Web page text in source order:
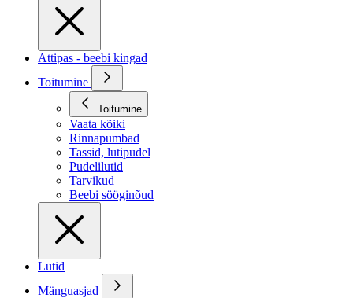
Attipas - beebi kingad
Toitumine
Toitumine
Vaata kõiki
Rinnapumbad
Tassid, lutipudel
Pudelilutid
Tarvikud
Beebi sööginõud
Lutid
Mänguasjad